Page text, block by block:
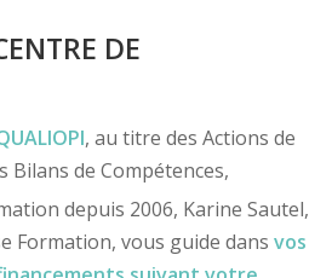
DE
, au titre des Actions de
Bilans de Compétences,
depuis 2006, Karine Sautel,
Formation, vous guide dans vos